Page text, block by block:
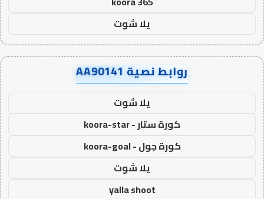
يلا شوت
روابط نصية AA90141
يلا شوت
كورة ستار - koora-star
كورة جول - koora-goal
يلا شوت
yalla shoot